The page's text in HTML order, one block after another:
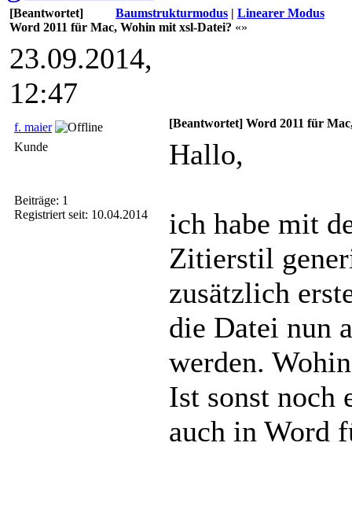
Baumstrukturmodus | Linearer Modus
[Beantwortet]
Word 2011 für Mac, Wohin mit xsl-Datei? «»
23.09.2014,
12:47
f. maier
Kunde
Beiträge: 1
Registriert seit: 10.04.2014
[Beantwortet] Word 2011 für
Hallo,
ich habe mit
Zitierstil
zusätzlich
die Datei nun
werden.
Ist sonst noch
auch in Word